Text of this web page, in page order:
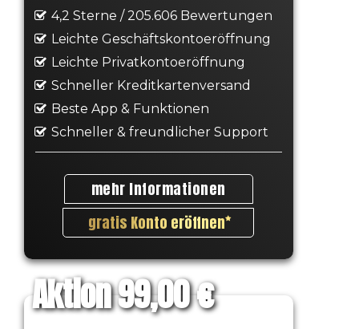
4,2 Sterne / 205.606 Bewertungen
Leichte Geschäftskontoeröffnung
Leichte Privatkontoeröffnung
Schneller Kreditkartenversand
Beste App & Funktionen
Schneller & freundlicher Support
mehr Informationen
gratis Konto eröffnen
Aktion 99,00 €